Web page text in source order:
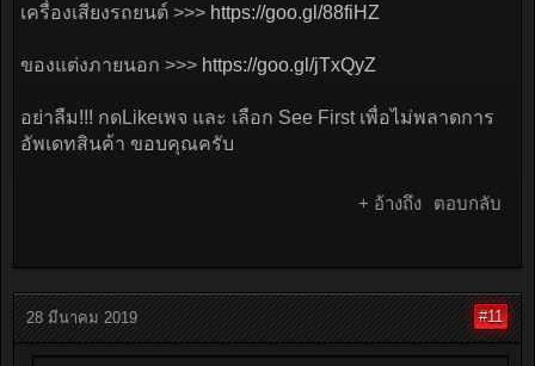
เครื่องเสียงรถยนต์ >>> https://goo.gl/88fiHZ
ของแต่งภายนอก >>> https://goo.gl/jTxQyZ
อย่าลืม!!! กดLikeเพจ และ เลือก See First เพื่อไม่พลาดการ
อัพเดทสินค้า ขอบคุณครับ
+ อ้างถึง ตอบกลับ
28 มีนาคม 2019 #11